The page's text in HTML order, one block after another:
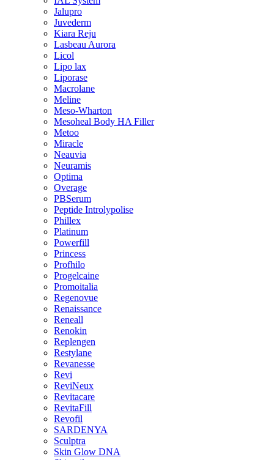
Jalupro
Juvederm
Kiara Reju
Lasbeau Aurora
Licol
Lipo lax
Liporase
Macrolane
Meline
Meso-Wharton
Mesoheal Body HA Filler
Metoo
Miracle
Neauvia
Neuramis
Optima
Overage
PBSerum
Peptide Introlypolise
Phillex
Platinum
Powerfill
Princess
Profhilo
Progelcaine
Promoitalia
Regenovue
Renaissance
Reneall
Renokin
Replengen
Restylane
Revanesse
Revi
ReviNeux
Revitacare
RevitaFill
Revofil
SARDENYA
Sculptra
Skin Glow DNA